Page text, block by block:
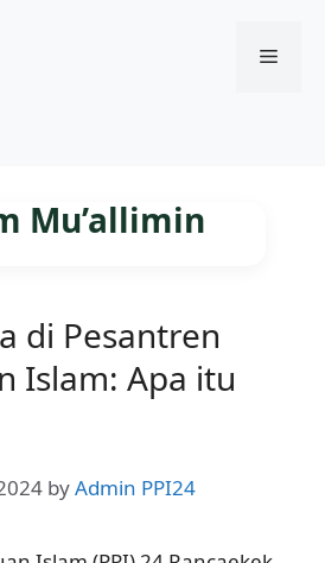
Menu
Mu’allimin
di Pesantren
Islam: Apa itu
byAdmin PPI24